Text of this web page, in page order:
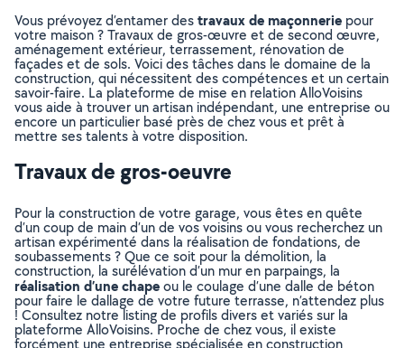
Vous prévoyez d’entamer destravaux de maçonnerie pour
votre maison ? Travaux de gros-œuvre et de second œuvre,
aménagement extérieur, terrassement, rénovation de
façades et de sols. Voici des tâches dans le domaine de la
construction, qui nécessitent des compétences et un certain
savoir-faire. La plateforme de mise en relation AlloVoisins
vous aide à trouver un artisan indépendant, une entreprise ou
encore un particulier basé près de chez vous et prêt à
mettre ses talents à votre disposition.
Travaux de gros-oeuvre
Pour la construction de votre garage, vous êtes en quête
d’un coup de main d’un de vos voisins ou vous recherchez un
artisan expérimenté dans la réalisation de fondations, de
soubassements ? Que ce soit pour la démolition, la
construction, la surélévation d’un mur en parpaings, la
réalisation d’une chapeou le coulage d’une dalle de béton
pour faire le dallage de votre future terrasse, n’attendez plus
! Consultez notre listing de profils divers et variés sur la
plateforme AlloVoisins. Proche de chez vous, il existe
forcément une entreprise spécialisée en construction